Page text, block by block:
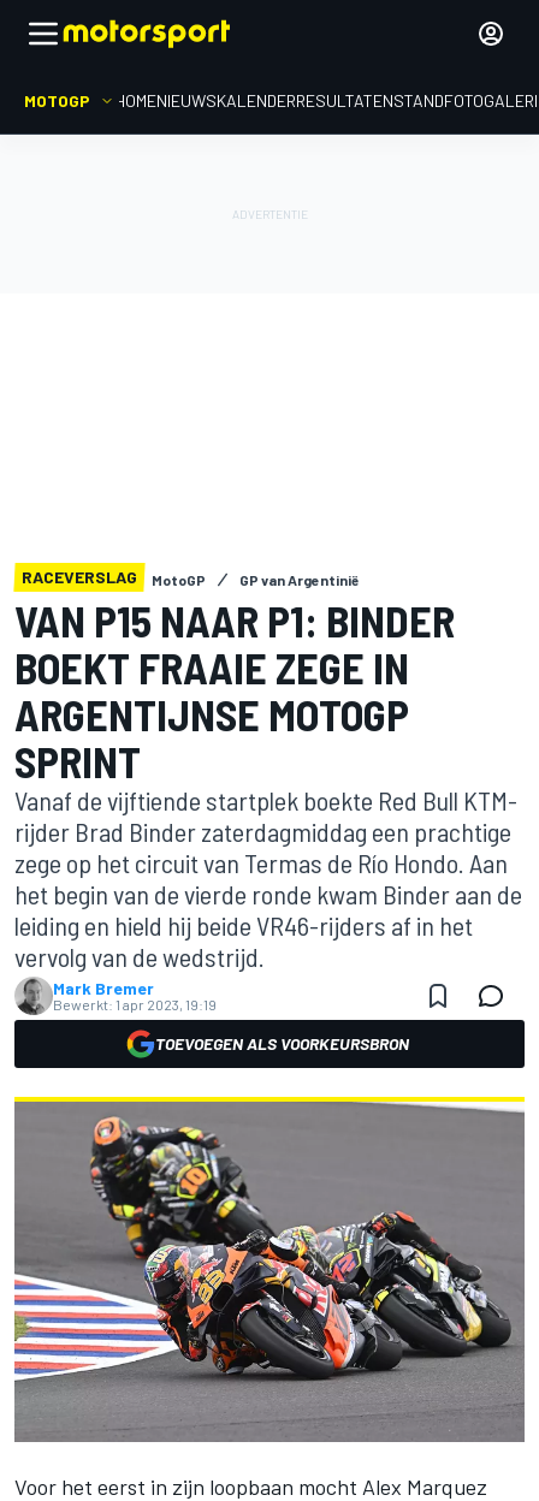
MOTOGP HOMENIEUWSKALENDERRESULTATENSTAND
RACEVERSLAG MotoGP GP van Argentinië
VAN P15 NAAR P1: BINDER
BOEKT FRAAIE ZEGE IN
ARGENTIJNSE MOTOGP
SPRINT
Vanaf de vijftiende startplek boekte Red Bull KTM-
rijder Brad Binder zaterdagmiddag een prachtige
zege op het circuit van Termas de Río Hondo. Aan
het begin van de vierde ronde kwam Binder aan de
leiding en hield hij beide VR46-rijders af in het
vervolg van de wedstrijd.
Mark Bremer
Bewerkt: 1 apr 2023, 19:19
TOEVOEGEN ALS VOORKEURSBRON
Voor het eerst in zijn loopbaan mocht Alex Marquez